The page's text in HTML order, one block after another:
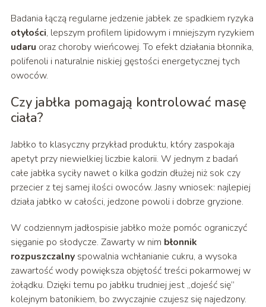
Badania łączą regularne jedzenie jabłek ze spadkiem ryzyka
otyłości, lepszym profilem lipidowym i mniejszym ryzykiem
udaru oraz choroby wieńcowej. To efekt działania błonnika,
polifenoli i naturalnie niskiej gęstości energetycznej tych
owoców.
Czy jabłka pomagają kontrolować masę
ciała?
Jabłko to klasyczny przykład produktu, który zaspokaja
apetyt przy niewielkiej liczbie kalorii. W jednym z badań
całe jabłka syciły nawet o kilka godzin dłużej niż sok czy
przecier z tej samej ilości owoców. Jasny wniosek: najlepiej
działa jabłko w całości, jedzone powoli i dobrze gryzione.
W codziennym jadłospisie jabłko może pomóc ograniczyć
sięganie po słodycze. Zawarty w nim błonnik
rozpuszczalnyspowalnia wchłanianie cukru, a wysoka
zawartość wody powiększa objętość treści pokarmowej w
żołądku. Dzięki temu po jabłku trudniej jest „dojeść się”
kolejnym batonikiem, bo zwyczajnie czujesz się najedzony.